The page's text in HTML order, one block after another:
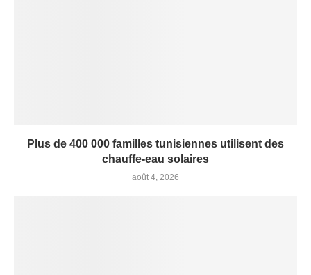
Plus de 400 000 familles tunisiennes utilisent des
chauffe-eau solaires
août 4, 2026